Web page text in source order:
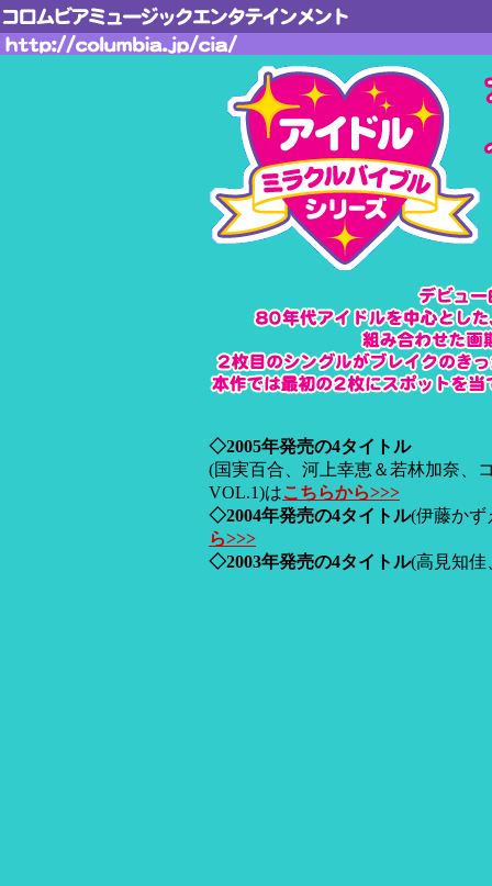
◇2005年発売の4タイトル
(国実百合、河上幸恵＆若林加奈、
VOL.1)はこちらから>>>
◇2004年発売の4タイトル(伊藤かず
ら>>>
◇2003年発売の4タイトル(高見知佳